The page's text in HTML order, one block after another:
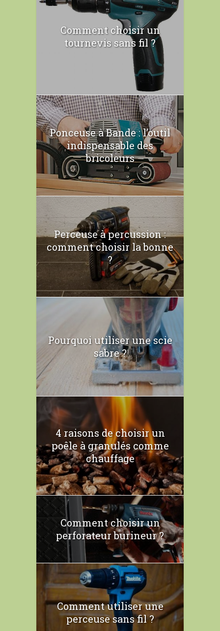
Comment choisir un
tournevis sans fil ?
Ponceuse à Bande : l’outil
indispensable des
bricoleurs
Perceuse à percussion :
comment choisir la bonne
?
Pourquoi utiliser une scie
sabre ?
4 raisons de choisir un
poêle à granulés comme
chauffage
Comment choisir un
perforateur burineur ?
Comment utiliser une
perceuse sans fil ?